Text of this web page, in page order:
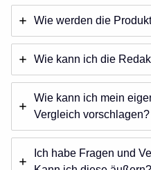
Wie werden die
Wie kann ich die
Wie kann ich mein
Vergleich vorschlagen?
Ich habe Fragen und